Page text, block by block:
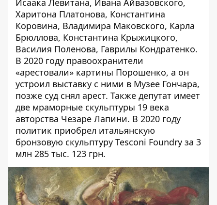
Исаака Левитана, Ивана Айвазовского,
Харитона Платонова, Константина
Коровина, Владимира Маковского, Карла
Брюллова, Константина Крыжицкого,
Василия Поленова, Гаврилы Кондратенко.
В 2020 году правоохранители
«арестовали» картины Порошенко, а он
устроил выставку с ними в Музее Гончара,
позже суд снял арест. Также депутат имеет
две мраморные скульптуры 19 века
авторства Чезаре Лапини. В 2020 году
политик приобрел итальянскую
бронзовую скульптуру Tesconi Foundry за 3
млн 285 тыс. 123 грн.